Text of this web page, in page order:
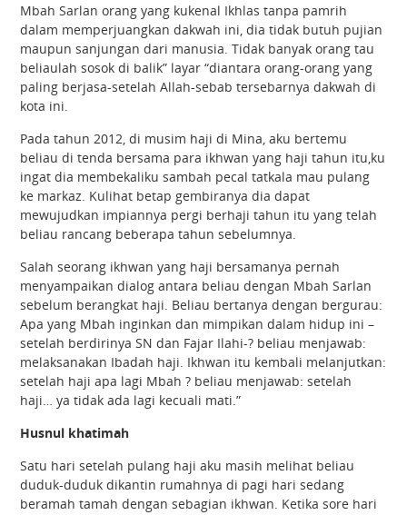
Mbah Sarlan orang yang kukenal Ikhlas tanpa pamrih
dalam memperjuangkan dakwah ini, dia tidak butuh pujian
maupun sanjungan dari manusia. Tidak banyak orang tau
beliaulah sosok di balik” layar “diantara orang-orang yang
paling berjasa-setelah Allah-sebab tersebarnya dakwah di
kota ini.
Pada tahun 2012, di musim haji di Mina, aku bertemu
beliau di tenda bersama para ikhwan yang haji tahun itu,ku
ingat dia membekaliku sambah pecal tatkala mau pulang
ke markaz. Kulihat betap gembiranya dia dapat
mewujudkan impiannya pergi berhaji tahun itu yang telah
beliau rancang beberapa tahun sebelumnya.
Salah seorang ikhwan yang haji bersamanya pernah
menyampaikan dialog antara beliau dengan Mbah Sarlan
sebelum berangkat haji. Beliau bertanya dengan bergurau:
Apa yang Mbah inginkan dan mimpikan dalam hidup ini –
setelah berdirinya SN dan Fajar Ilahi-? beliau menjawab:
melaksanakan Ibadah haji. Ikhwan itu kembali melanjutkan:
setelah haji apa lagi Mbah ? beliau menjawab: setelah
haji… ya tidak ada lagi kecuali mati.”
Husnul khatimah
Satu hari setelah pulang haji aku masih melihat beliau
duduk-duduk dikantin rumahnya di pagi hari sedang
beramah tamah dengan sebagian ikhwan. Ketika sore hari